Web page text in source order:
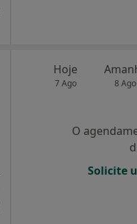
Hoje
7 Ago 8 Ago
O
Solicite